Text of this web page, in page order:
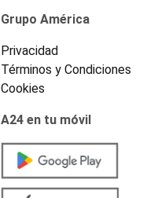
Grupo América
Privacidad
Términos y Condiciones
Cookies
A24 en tu móvil